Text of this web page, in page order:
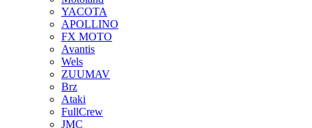
YACOTA
APOLLINO
FX MOTO
Avantis
Wels
ZUUMAV
Brz
Ataki
FullCrew
JMC